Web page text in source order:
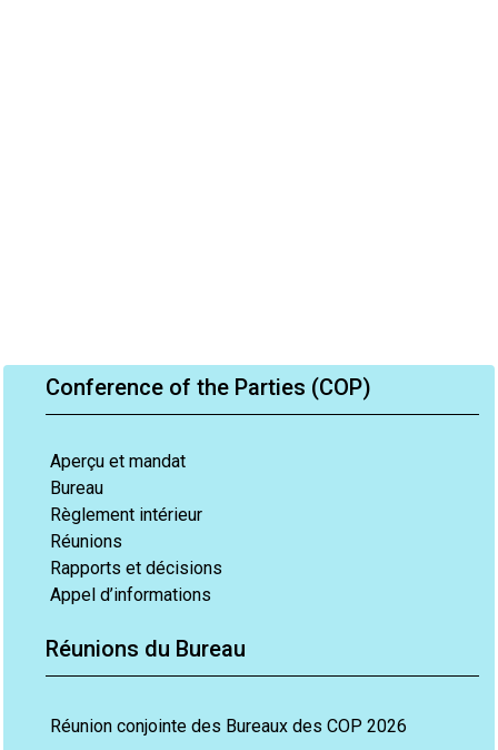
Conference of the Parties (COP)
Aperçu et mandat
Bureau
Règlement intérieur
Réunions
Rapports et décisions
Appel d’informations
Réunions du Bureau
Réunion conjointe des Bureaux des COP 2026